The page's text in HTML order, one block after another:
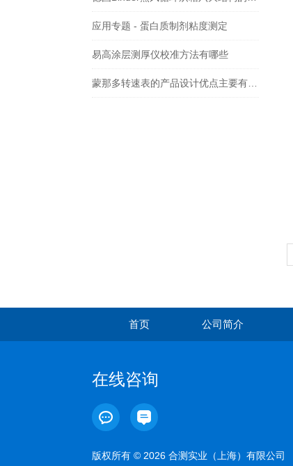
应用专题 - 蛋白质制剂粘度测定
易高涂层测厚仪校准方法有哪些
首页 公司简介
在线咨询
版权所有 © 2026 合测实业（上海）有限公司